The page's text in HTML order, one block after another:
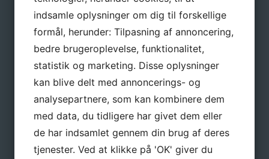
E-mail *
indsamle oplysninger om dig til forskellige
formål, herunder: Tilpasning af annoncering,
bedre brugeroplevelse, funktionalitet,
statistik og marketing. Disse oplysninger
kan blive delt med annoncerings- og
analysepartnere, som kan kombinere dem
med data, du tidligere har givet dem eller
de har indsamlet gennem din brug af deres
tjenester. Ved at klikke på 'OK' giver du